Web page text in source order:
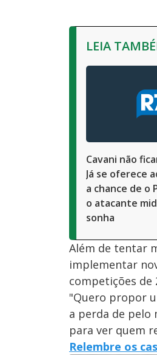
LEIA
Cavani não
Já se oferece
a chance de o
o atacante
sonha
Além de tentar
implementar
competições de
"Quero propor
a perda de pelo
para ver quem
Relembre os